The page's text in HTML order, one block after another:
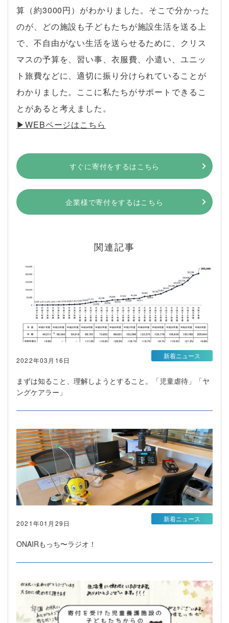
算（約3000円）がわかりました。そこで分かった
のが、どの施設も子どもたちが施設生活を送る上
で、不自由がない生活を送らせるために、クリス
マスの予算を、習い事、衣服費、小遣い、ユニッ
ト旅費などに、適切に振り分けられていることが
わかりました。ここに私たちがサポートできるこ
とがあると考えました。
▶︎WEBページはこちら
すぐに寄付をするはこちら
企業様で寄付をするはこちら
関連記事
2022年03月16日
まずは知ること、理解しようとすること。「児童虐待」「ヤ
ングケアラー」
新着ニュース
2021年01月29日
ONAIRもっち〜ラジオ！
新着ニュース